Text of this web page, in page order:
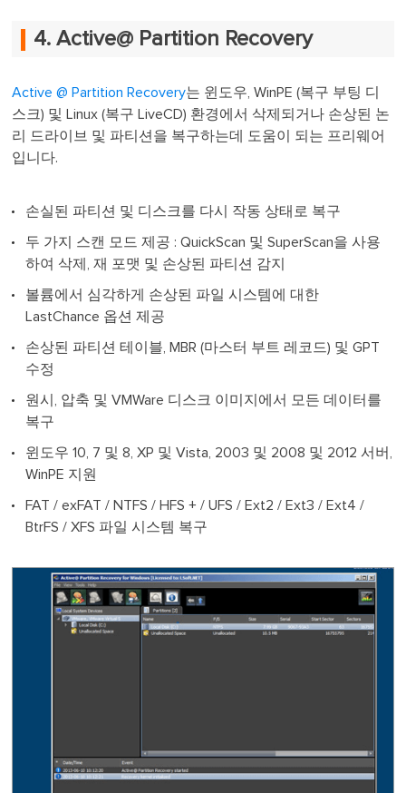
4. Active@ Partition Recovery
Active @ Partition Recovery는 윈도우, WinPE (복구 부팅 디
스크) 및 Linux (복구 LiveCD) 환경에서 삭제되거나 손상된 논
리 드라이브 및 파티션을 복구하는데 도움이 되는 프리웨어
입니다.
손실된 파티션 및 디스크를 다시 작동 상태로 복구
두 가지 스캔 모드 제공 : QuickScan 및 SuperScan을 사용
하여 삭제, 재 포맷 및 손상된 파티션 감지
볼륨에서 심각하게 손상된 파일 시스템에 대한
LastChance 옵션 제공
손상된 파티션 테이블, MBR (마스터 부트 레코드) 및 GPT
수정
원시, 압축 및 VMWare 디스크 이미지에서 모든 데이터를
복구
윈도우 10, 7 및 8, XP 및 Vista, 2003 및 2008 및 2012 서버,
WinPE 지원
FAT / exFAT / NTFS / HFS + / UFS / Ext2 / Ext3 / Ext4 /
BtrFS / XFS 파일 시스템 복구